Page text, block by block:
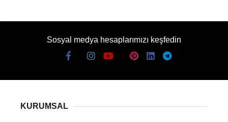
Sosyal medya hesaplarımızı keşfedin
KURUMSAL